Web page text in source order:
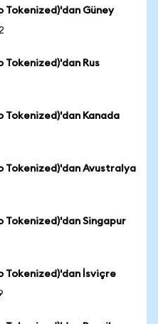
Tokenized)'dan Güney
Tokenized)'dan Rus
Tokenized)'dan Kanada
Tokenized)'dan Avustralya
Tokenized)'dan Singapur
Tokenized)'dan İsviçre